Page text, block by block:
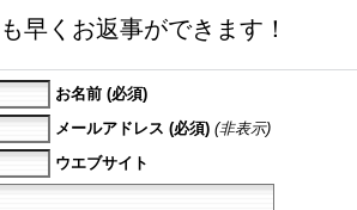
早くお返事ができます！
お名前 (必須)
メールアドレス (必須) (非表示)
ウエブサイト